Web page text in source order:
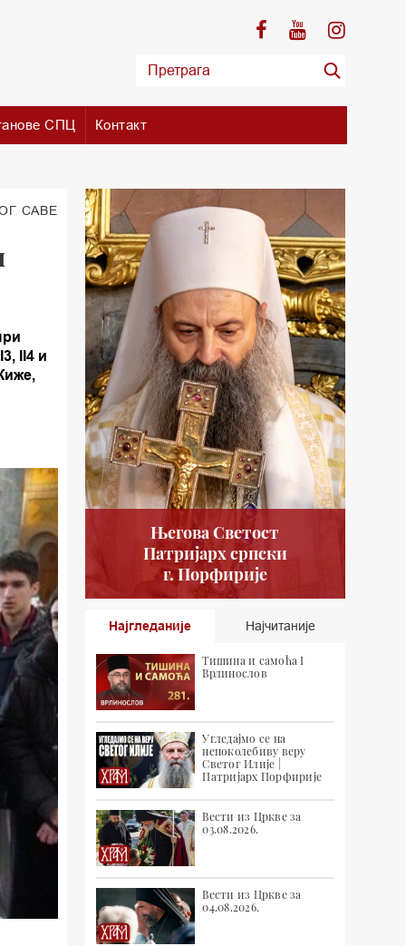
СПЦ Контакт
САВЕ
II4 и
Његова Светост
Патријарх српски
г. Порфирије
Најгледаније Најчитаније
Тишина и самоћа I
Врлинослов
Угледајмо се на
непоколебиву веру
Светог Илије |
Патријарх Порфирије
Вести из Цркве за
03.08.2026.
Вести из Цркве за
04.08.2026.